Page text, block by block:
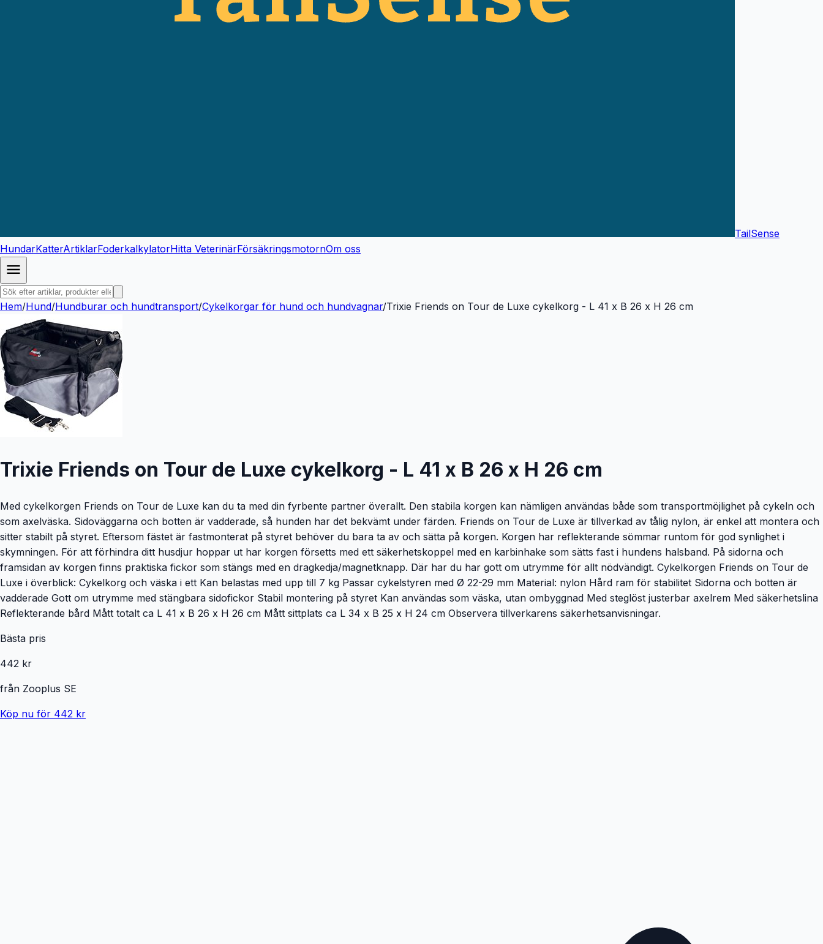
TailSense
HundarKatterArtiklarFoderkalkylatorHitta VeterinärFörsäkringsmotornOm oss
Hem/Hund/Hundburar och hundtransport/Cykelkorgar för hund och hundvagnar/Trixie Friends on Tour de Luxe cykelkorg - L 41 x B 26 x H 26 cm
Trixie Friends on Tour de Luxe cykelkorg - L 41 x B 26 x H 26 cm
Med cykelkorgen Friends on Tour de Luxe kan du ta med din fyrbente partner överallt. Den stabila korgen kan nämligen användas både som transportmöjlighet på cykeln och
som axelväska. Sidoväggarna och botten är vadderade, så hunden har det bekvämt under färden. Friends on Tour de Luxe är tillverkad av tålig nylon, är enkel att montera och
sitter stabilt på styret. Eftersom fästet är fastmonterat på styret behöver du bara ta av och sätta på korgen. Korgen har reflekterande sömmar runtom för god synlighet i
skymningen. För att förhindra ditt husdjur hoppar ut har korgen försetts med ett säkerhetskoppel med en karbinhake som sätts fast i hundens halsband. På sidorna och
framsidan av korgen finns praktiska fickor som stängs med en dragkedja/magnetknapp. Där har du har gott om utrymme för allt nödvändigt. Cykelkorgen Friends on Tour de
Luxe i överblick: Cykelkorg och väska i ett Kan belastas med upp till 7 kg Passar cykelstyren med Ø 22-29 mm Material: nylon Hård ram för stabilitet Sidorna och botten är
vadderade Gott om utrymme med stängbara sidofickor Stabil montering på styret Kan användas som väska, utan ombyggnad Med steglöst justerbar axelrem Med säkerhetslina
Reflekterande bård Mått totalt ca L 41 x B 26 x H 26 cm Mått sittplats ca L 34 x B 25 x H 24 cm Observera tillverkarens säkerhetsanvisningar.
Bästa pris
442 kr
från Zooplus SE
Köp nu för 442 kr